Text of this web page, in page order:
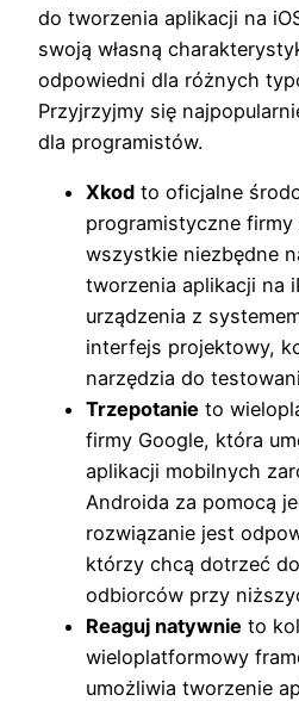
do tworzenia aplikacji na
swoją własną
odpowiedni dla różnych
Przyjrzyjmy się
dla programistów.
Xkod to oficjalne
programistyczne
wszystkie niezbędne
tworzenia aplikacji na
urządzenia z
interfejs projektowy,
narzędzia do
Trzepotanie to
firmy Google, która
aplikacji mobilnych
Androida za pomocą
rozwiązanie jest
którzy chcą dotrzeć
odbiorców przy
Reaguj natywnie to
wieloplatformowy
umożliwia tworzenie